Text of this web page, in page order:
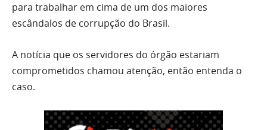
para trabalhar em cima de um dos maiores
escândalos de corrupção do Brasil.
A notícia que os servidores do órgão estariam
comprometidos chamou atenção, então entenda o
caso.